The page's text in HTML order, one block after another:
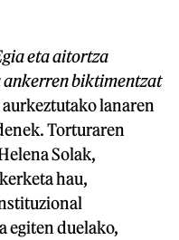
eta aitortza
ankerren biktimentzat
lanaren
Torturaren
Solak,
hau,
egiten duelako,